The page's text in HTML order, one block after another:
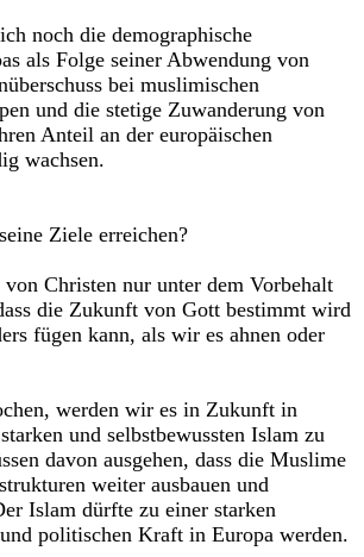
noch die demographische
als Folge seiner Abwendung von
bei muslimischen
und die stetige Zuwanderung von
Anteil an der europäischen
wachsen.
Ziele erreichen?
von Christen nur unter dem Vorbehalt
die Zukunft von Gott bestimmt wird
fügen kann, als wir es ahnen oder
werden wir es in Zukunft in
und selbstbewussten Islam zu
davon ausgehen, dass die Muslime
weiter ausbauen und
Islam dürfte zu einer starken
politischen Kraft in Europa werden.